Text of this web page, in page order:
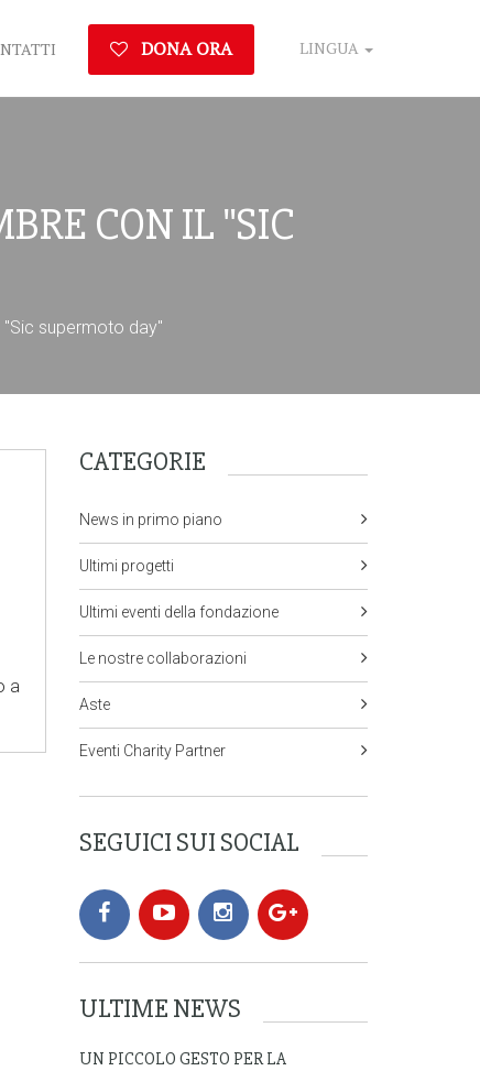
DONA ORA LINGUA
CON IL "SIC
supermoto day"
a
CATEGORIE
News in primo piano
Ultimi progetti
Ultimi eventi della fondazione
Le nostre collaborazioni
Aste
Eventi Charity Partner
SEGUICI SUI SOCIAL
ULTIME NEWS
UN PICCOLO GESTO PER LA